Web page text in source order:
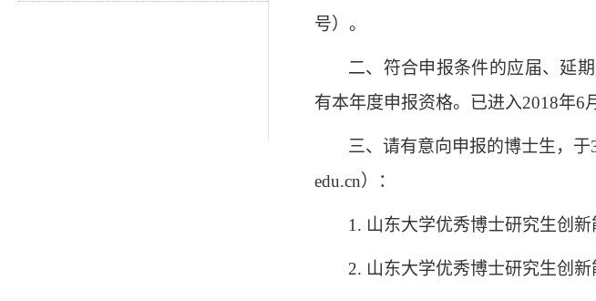
号）。
二、符合申报条件的应届、延
有本年度申报资格。 已进入2018年6
三、请有意向申报的博士生，于
edu.cn）：
1. 山东大学优秀博士研究生创
2. 山东大学优秀博士研究生创新